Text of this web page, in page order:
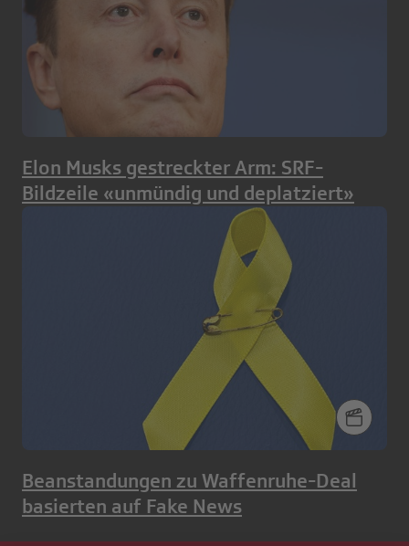
Elon Musks gestreckter Arm: SRF-
Bildzeile «unmündig und deplatziert»
Beanstandungen zu Waffenruhe-Deal
basierten auf Fake News